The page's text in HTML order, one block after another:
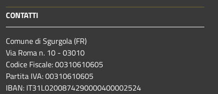
CONTATTI
Comune di Sgurgola (FR)
Via Roma n. 10 - 03010
Codice Fiscale: 00310610605
Partita IVA: 00310610605
IBAN: IT31L0200874290000400002524